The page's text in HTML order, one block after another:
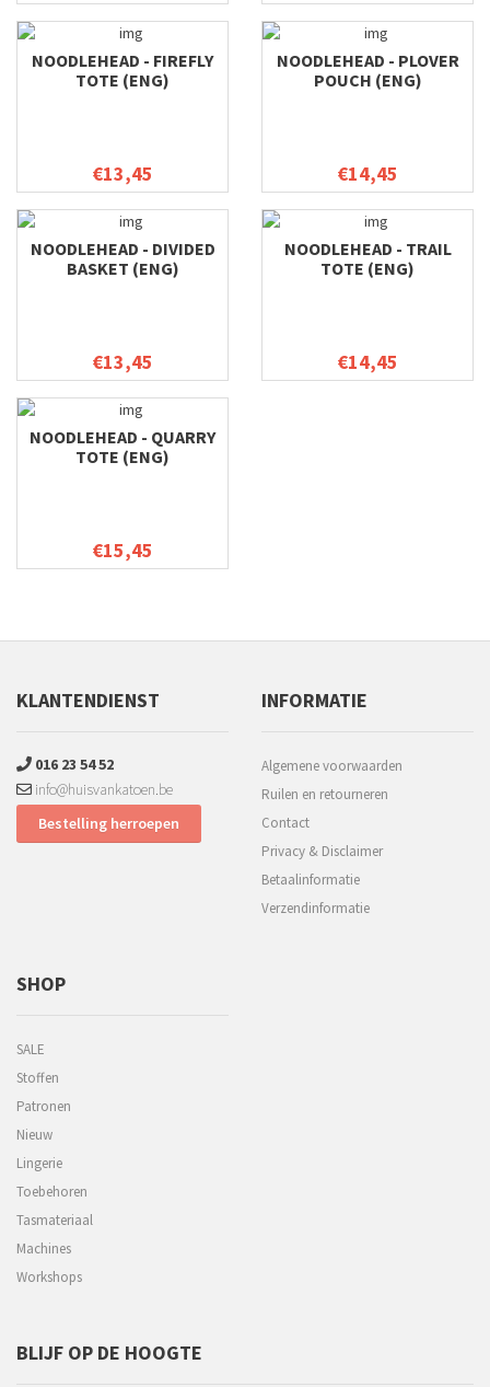
NOODLEHEAD - FIREFLY
TOTE (ENG)
€13,45
NOODLEHEAD - PLOVER
POUCH (ENG)
€14,45
NOODLEHEAD - DIVIDED
BASKET (ENG)
€13,45
NOODLEHEAD - TRAIL
TOTE (ENG)
€14,45
NOODLEHEAD - QUARRY
TOTE (ENG)
€15,45
KLANTENDIENST
016 23 54 52
info@huisvankatoen.be
Bestelling herroepen
INFORMATIE
Algemene voorwaarden
Ruilen en retourneren
Contact
Privacy & Disclaimer
Betaalinformatie
Verzendinformatie
SHOP
SALE
Stoffen
Patronen
Nieuw
Lingerie
Toebehoren
Tasmateriaal
Machines
Workshops
BLIJF OP DE HOOGTE